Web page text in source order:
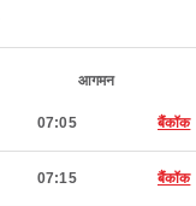
आगमन
07:05 बैंकॉक
07:15 बैंकॉक